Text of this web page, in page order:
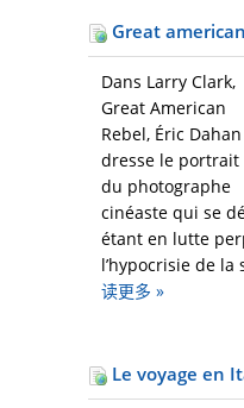
Great
Dans Larry Clark,
Great American
Rebel, Éric Dahan
dresse le portrait
du photographe
cinéaste qui se
étant en lutte
l’hypocrisie de la
读更多 »
Le voyage en